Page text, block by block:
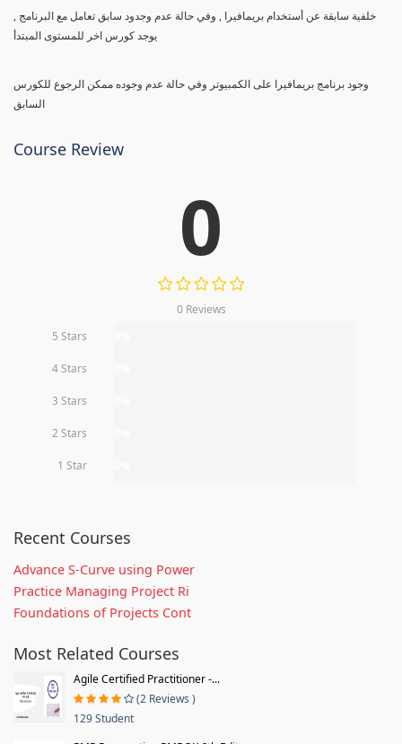
خلفية سابقة عن أستخدام بريمافيرا , وفي حالة عدم وجدود سابق تعامل مع البرنامج ,
يوجد كورس اخر للمستوى المبتدأ
وجود برنامج بريمافيرا على الكمبيوتر وفي حالة عدم وجوده ممكن الرجوع للكورس
السابق
Course Review
0
0 Reviews
5 Stars
4 Stars
3 Stars
2 Stars
1 Star
Recent Courses
Advance S-Curve using Power
Practice Managing Project Ri
Foundations of Projects Cont
Most Related Courses
Agile Certified Practitioner -...
(2 Reviews )
129 Student